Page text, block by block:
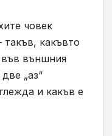
човек
такъв, какъвто
във външния
„аз“
и какъв е